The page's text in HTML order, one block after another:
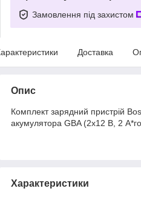
Замовлення під захистом
Доставка
Опис
Комплект зарядний пристрій
акумулятора GBA (2х12 В, 2
Характеристики